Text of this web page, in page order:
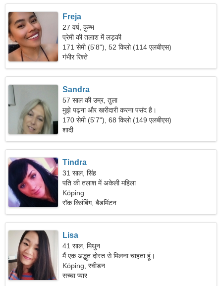
Freja
27 वर्ष, कुम्भ
प्रेमी की तलाश में लड़की
171 सेमी (5'8"), 52 किलो (114 एलबीएस)
गंभीर रिश्ते
Sandra
57 साल की उम्र, तुला
मुझे पढ़ना और खरीदारी करना पसंद है।
170 सेमी (5'7"), 68 किलो (149 एलबीएस)
शादी
Tindra
31 साल, सिंह
पति की तलाश में अकेली महिला
Köping
रॉक क्लिंबिंग, बैडमिंटन
Lisa
41 साल, मिथुन
मैं एक अद्भुत दोस्त से मिलना चाहता हूं।
Köping, स्वीडन
सच्चा प्यार